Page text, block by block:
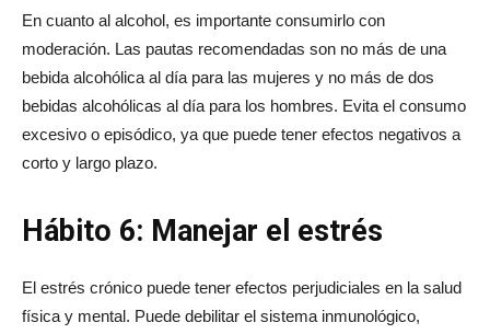
En cuanto al alcohol, es importante consumirlo con
moderación. Las pautas recomendadas son no más de una
bebida alcohólica al día para las mujeres y no más de dos
bebidas alcohólicas al día para los hombres. Evita el consumo
excesivo o episódico, ya que puede tener efectos negativos a
corto y largo plazo.
Hábito 6: Manejar el estrés
El estrés crónico puede tener efectos perjudiciales en la salud
física y mental. Puede debilitar el sistema inmunológico,